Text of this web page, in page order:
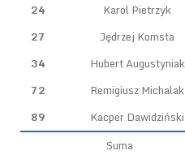
24
Karol Pietrzyk
27
Jędrzej Komsta
34
Hubert Augustyniak
72
Remigiusz Michalak
89
Kacper Dawidziński
Suma